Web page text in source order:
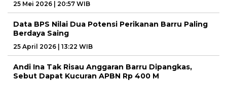
25 Mei 2026 | 20:57 WIB
Data BPS Nilai Dua Potensi Perikanan Barru Paling
Berdaya Saing
25 April 2026 | 13:22 WIB
Andi Ina Tak Risau Anggaran Barru Dipangkas,
Sebut Dapat Kucuran APBN Rp 400 M